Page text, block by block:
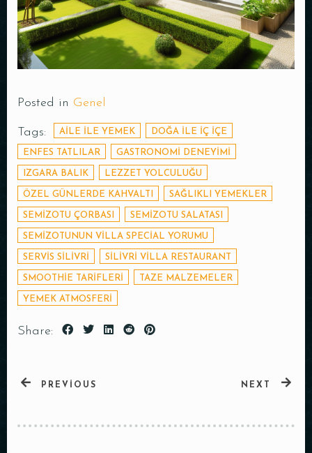
Posted in Genel
Tags: AILE ILE YEMEK DOĞA ILE IÇ IÇE
ENFES TATLILAR GASTRONOMI DENEYIMI
IZGARA BALIK LEZZET YOLCULUĞU
ÖZEL GÜNLERDE KAHVALTI SAĞLIKLI YEMEKLER
SEMIZOTU ÇORBASI SEMIZOTU SALATASI
SEMIZOTUNUN VILLA SPECIAL YORUMU
SERVIS SILIVRI SILIVRI VILLA RESTAURANT
SMOOTHIE TARIFLERI TAZE MALZEMELER
YEMEK ATMOSFERI
Share:
PREVIOUS NEXT